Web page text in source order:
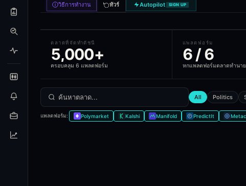
On-demand AI market analysis with whale, news, and
Real-time Pulse view - sentiment heatmap across all
Universal trade execution through Smart Routing
Saved views with custom filters and sorting
Frequently Asked Questions
What prediction market platforms does Blockcircle
Blockcircle aggregates data across six leading prediction
วิธีการทำงาน ทัวร์ Autopilot SIGN UP
ตลาดที่จัดทำดัชนี
5,000+
ครอบคลุม 6 แพลตฟอร์ม
แพลตฟอร์ม
6 / 6
หกแพลตฟอร์มตลาดทำนา
All Politics
แพลตฟอร์ม: Polymarket Kalshi Manifold PredictIt